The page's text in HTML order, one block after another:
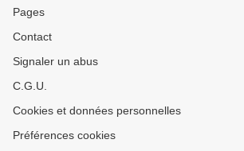
Pages
Contact
Signaler un abus
C.G.U.
Cookies et données personnelles
Préférences cookies